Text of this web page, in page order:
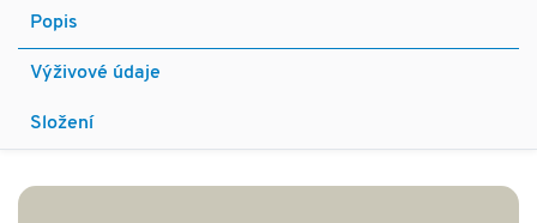
Popis
Výživové údaje
Složení